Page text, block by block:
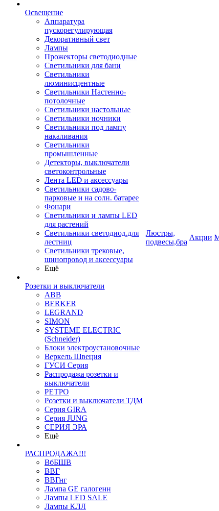
Освещение
Аппаратура
пускорегулирующая
Декоративный свет
Лампы
Прожекторы светодиодные
Светильники для бани
Светильники
люминисцентные
Светильники Настенно-
потолочные
Светильники настольные
Светильники ночники
Светильники под лампу
накаливания
Светильники
промышленные
Детекторы, выключатели
светоконтрольные
Лента LED и аксессуары
Светильники садово-
парковые и на солн. батарее
Фонари
Светильники и лампы LED
для растений
Светильники светодиод.для
лестниц
Светильники трековые,
шинопровод и аксессуары
Ещё
Розетки и выключатели
ABB
BERKER
LEGRAND
SIMON
SYSTEME ELECTRIC
(Schneider)
Блоки электроустановочные
Веркель Швеция
ГУСИ Серия
Распродажа розетки и
выключатели
РЕТРО
Розетки и выключатели ТДМ
Серия GIRA
Серия JUNG
СЕРИЯ ЭРА
Ещё
РАСПРОДАЖА!!!
ВбБШВ
ВВГ
ВВГнг
Лампа GE галогенн
Лампы LED SALE
Лампы КЛЛ
Люстры,
подвесы,бра
Акции